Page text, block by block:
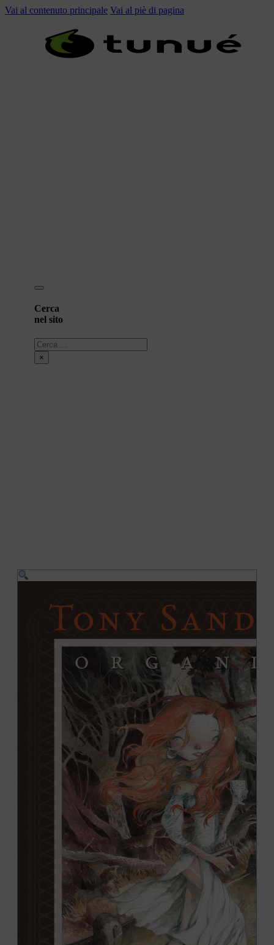
Vai al contenuto principale Vai al piè di pagina
Cerca
nel sito
Cerca
×